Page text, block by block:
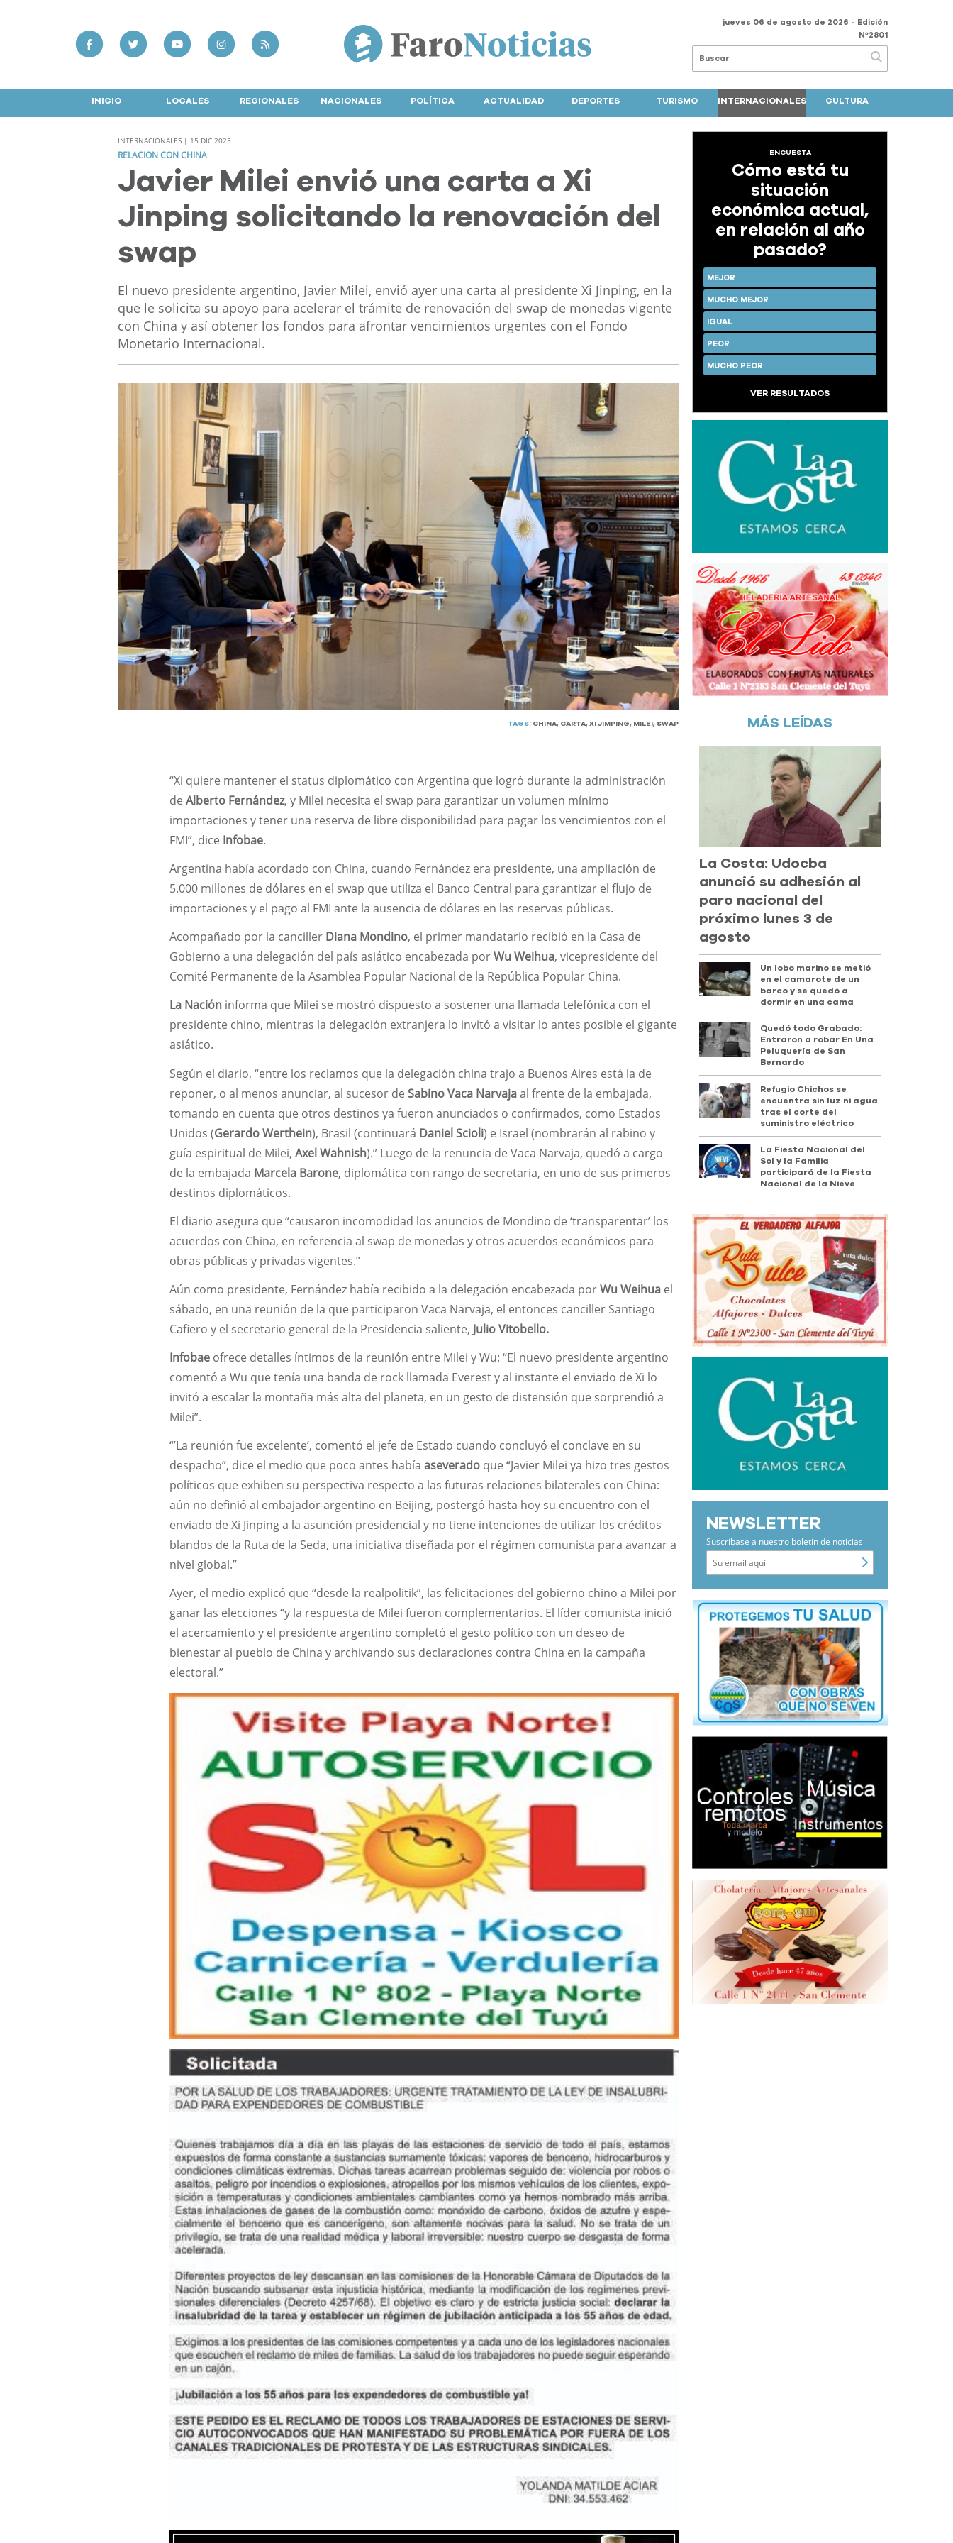
jueves 06 de agosto de 2026 - Edición
Nº2801
INICIO LOCALES REGIONALES NACIONALES POLÍTICA ACTUALIDAD DEPORTES TURISMO INTERNACIONALES CULTURA
INTERNACIONALES | 15 DIC 2023
RELACION CON CHINA
Javier Milei envió una carta a Xi
Jinping solicitando la renovación del
swap
El nuevo presidente argentino, Javier Milei, envió ayer una carta al presidente Xi Jinping, en la
que le solicita su apoyo para acelerar el trámite de renovación del swap de monedas vigente
con China y así obtener los fondos para afrontar vencimientos urgentes con el Fondo
Monetario Internacional.
TAGS: CHINA, CARTA,XI JIMPING, MILEI, SWAP
“Xi quiere mantener el status diplomático con Argentina que logró durante la administración
deAlberto Fernández, y Milei necesita el swap para garantizar un volumen mínimo
importaciones y tener una reserva de libre disponibilidad para pagar los vencimientos con el
FMI”, dice Infobae.
Argentina había acordado con China, cuando Fernández era presidente, una ampliación de
5.000 millones de dólares en el swap que utiliza el Banco Central para garantizar el flujo de
importaciones y el pago al FMI ante la ausencia de dólares en las reservas públicas.
Acompañado por la canciller Diana Mondino, el primer mandatario recibió en la Casa de
Gobierno a una delegación del país asiático encabezada porWu Weihua, vicepresidente del
Comité Permanente de la Asamblea Popular Nacional de la República Popular China.
La Nación informa que Milei se mostró dispuesto a sostener una llamada telefónica con el
presidente chino, mientras la delegación extranjera lo invitó a visitar lo antes posible el gigante
asiático.
Según el diario, “entre los reclamos que la delegación china trajo a Buenos Aires está la de
reponer, o al menos anunciar, al sucesor deSabino Vaca Narvajaal frente de la embajada,
tomando en cuenta que otros destinos ya fueron anunciados o confirmados, como Estados
Unidos (Gerardo Werthein), Brasil (continuará Daniel Scioli) e Israel (nombrarán al rabino y
guía espiritual de Milei,Axel Wahnish).” Luego de la renuncia de Vaca Narvaja, quedó a cargo
de la embajada Marcela Barone, diplomática con rango de secretaria, en uno de sus primeros
destinos diplomáticos.
El diario asegura que “causaron incomodidad los anuncios de Mondino de ‘transparentar’ los
acuerdos con China, en referencia al swap de monedas y otros acuerdos económicos para
obras públicas y privadas vigentes.”
Aún como presidente, Fernández había recibido a la delegación encabezada porWu Weihua el
sábado, en una reunión de la que participaron Vaca Narvaja, el entonces canciller Santiago
Cafiero y el secretario general de la Presidencia saliente, Julio Vitobello.
Infobae ofrece detalles íntimos de la reunión entre Milei y Wu: “El nuevo presidente argentino
comentó a Wu que tenía una banda de rock llamada Everest y al instante el enviado de Xi lo
invitó a escalar la montaña más alta del planeta, en un gesto de distensión que sorprendió a
Milei”.
“’La reunión fue excelente’, comentó el jefe de Estado cuando concluyó el conclave en su
despacho”, dice el medio que poco antes habíaaseverado que “Javier Milei ya hizo tres gestos
políticos que exhiben su perspectiva respecto a las futuras relaciones bilaterales con China:
aún no definió al embajador argentino en Beijing, postergó hasta hoy su encuentro con el
enviado de Xi Jinping a la asunción presidencial y no tiene intenciones de utilizar los créditos
blandos de la Ruta de la Seda, una iniciativa diseñada por el régimen comunista para avanzar a
nivel global.”
Ayer, el medio explicó que “desde la realpolitik”, las felicitaciones del gobierno chino a Milei por
ganar las elecciones “y la respuesta de Milei fueron complementarios. El líder comunista inició
el acercamiento y el presidente argentino completó el gesto político con un deseo de
bienestar al pueblo de China y archivando sus declaraciones contra China en la campaña
electoral.”
ENCUESTA
Cómo está tu
situación
económica actual,
en relación al año
pasado?
MEJOR
MUCHO MEJOR
IGUAL
PEOR
MUCHO PEOR
VER RESULTADOS
MÁS LEÍDAS
La Costa: Udocba
anunció su adhesión al
paro nacional del
próximo lunes 3 de
agosto
Un lobo marino se metió
en el camarote de un
barco y se quedó a
dormir en una cama
Quedó todo Grabado:
Entraron a robar En Una
Peluquería de San
Bernardo
Refugio Chichos se
encuentra sin luz ni agua
tras el corte del
suministro eléctrico
La Fiesta Nacional del
Sol y la Familia
participará de la Fiesta
Nacional de la Nieve
NEWSLETTER
Suscríbase a nuestro boletín de noticias